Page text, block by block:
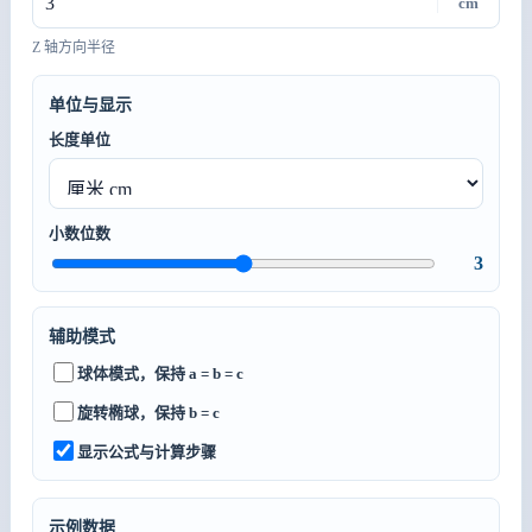
Z 轴方向半径
单位与显示
长度单位
小数位数
3
辅助模式
球体模式，保持 a = b = c
旋转椭球，保持 b = c
显示公式与计算步骤
示例数据